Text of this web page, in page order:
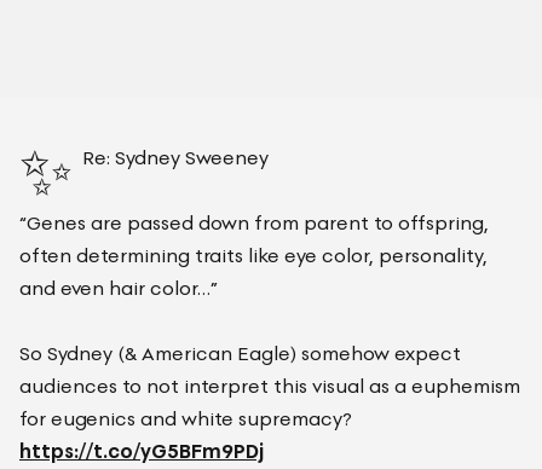
✨ Re: Sydney Sweeney
“Genes are passed down from parent to offspring,
often determining traits like eye color, personality,
and even hair color…”
So Sydney (& American Eagle) somehow expect
audiences to not interpret this visual as a euphemism
for eugenics and white supremacy?
https://t.co/yG5BFm9PDj